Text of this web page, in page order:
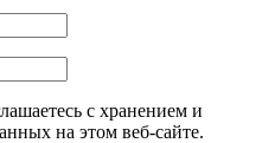
с хранением и
на этом веб-сайте.